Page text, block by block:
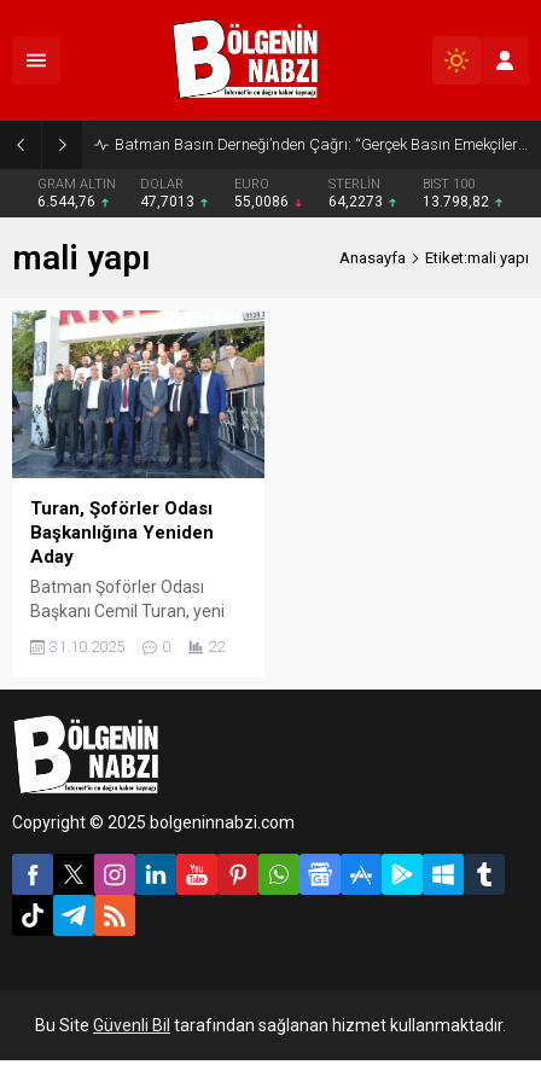
Batman Basın Derneği’nden Çağrı: “Gerçek Basın Emekçileri Desteklenmeli”
GRAM ALTIN
6.544,76
DOLAR
47,7013
EURO
55,0086
STERLİN
64,2273
BIST 100
13.798,82
mali yapı Anasayfa Etiket:mali yapı
Turan, Şoförler Odası
Başkanlığına Yeniden
Aday
Batman Şoförler Odası
Başkanı Cemil Turan, yeni
olduğunu duyurdu.
31.10.2025 0 22
Copyright © 2025 bolgeninnabzi.com
Bu Site Güvenli Bil tarafından sağlanan hizmet kullanmaktadır.